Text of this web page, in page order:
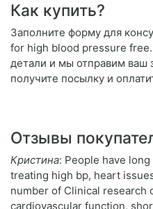
Как купить?
Заполните форму для
for high blood pressure free.
детали и мы отправим ваш
получите посылку и
Отзывы
Кристина: People have
treating high bp, heart
number of Clinical research
cardiovascular function,